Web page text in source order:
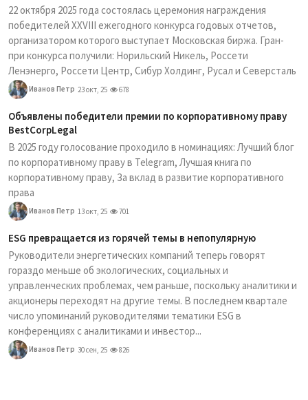
22 октября 2025 года состоялась церемония награждения
победителей XXVIII ежегодного конкурса годовых отчетов,
организатором которого выступает Московская биржа. Гран-
при конкурса получили: Норильский Никель, Россети
Ленэнерго, Россети Центр, Сибур Холдинг, Русал и Северсталь
Иванов Петр 23 окт, 25 678
Объявлены победители премии по корпоративному праву
BestCorpLegal
В 2025 году голосование проходило в номинациях: Лучший блог
по корпоративному праву в Telegram, Лучшая книга по
корпоративному праву, За вклад в развитие корпоративного
права
Иванов Петр 13 окт, 25 701
ESG превращается из горячей темы в непопулярную
Руководители энергетических компаний теперь говорят
гораздо меньше об экологических, социальных и
управленческих проблемах, чем раньше, поскольку аналитики и
акционеры переходят на другие темы. В последнем квартале
число упоминаний руководителями тематики ESG в
конференциях с аналитиками и инвестор...
Иванов Петр 30 сен, 25 826